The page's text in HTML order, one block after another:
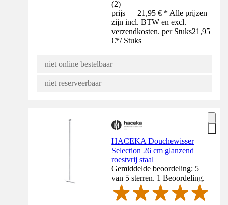
(2)
prijs — 21,95 € * Alle prijzen
zijn incl. BTW en excl.
verzendkosten. per Stuks21,95
€*/ Stuks
niet online bestelbaar
niet reserveerbaar
HACEKA Douchewisser
Selection 26 cm glanzend
roestvrij staal
Gemiddelde beoordeling: 5
van 5 sterren. 1 Beoordeling.